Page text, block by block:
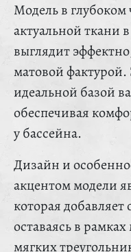
Модель в
актуальной ткани
выглядит
матовой фактурой.
идеальной базой
обеспечивая
у бассейна.
Дизайн и
акцентом модели
которая
оставаясь в
мягких